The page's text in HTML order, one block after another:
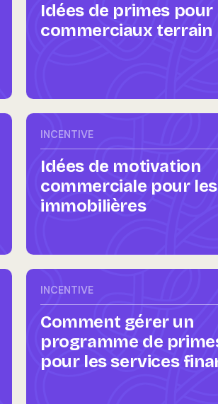
Idées de primes pour
commerciaux terrain
INCENTIVE
Idées de motivation
commerciale pour
immobilières
INCENTIVE
Comment gérer un
programme de
pour les services